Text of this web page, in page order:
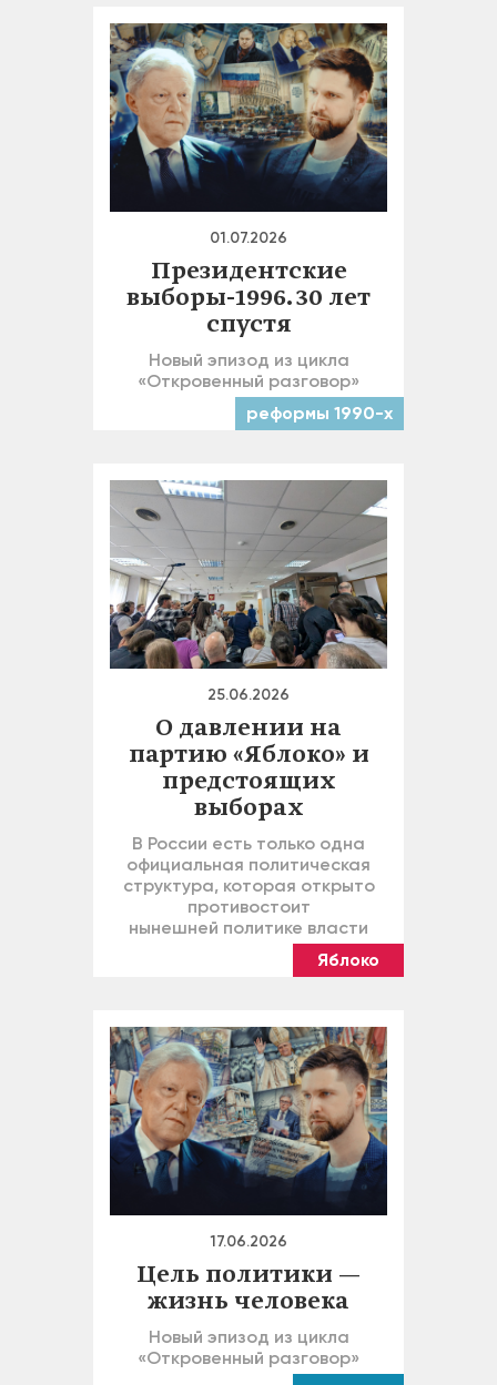
01.07.2026
Президентские
выборы-1996. 30 лет
спустя
Новый эпизод из цикла
«Откровенный разговор»
реформы 1990-х
25.06.2026
О давлении на
партию «Яблоко» и
предстоящих
выборах
В России есть только одна
официальная политическая
структура, которая открыто
противостоит
нынешней политике власти
Яблоко
17.06.2026
Цель политики —
жизнь человека
Новый эпизод из цикла
«Откровенный разговор»